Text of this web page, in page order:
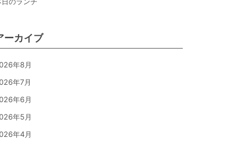
ーカイブ
年8月
年7月
年6月
年5月
年4月